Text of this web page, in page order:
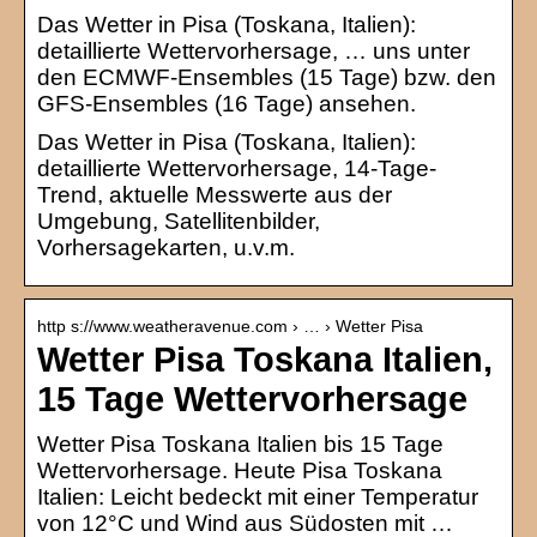
Das Wetter in Pisa (Toskana, Italien):
detaillierte Wettervorhersage, … uns unter
den ECMWF-Ensembles (15 Tage) bzw. den
GFS-Ensembles (16 Tage) ansehen.
Das Wetter in Pisa (Toskana, Italien):
detaillierte Wettervorhersage, 14-Tage-
Trend, aktuelle Messwerte aus der
Umgebung, Satellitenbilder,
Vorhersagekarten, u.v.m.
http s://www.weatheravenue.com › … › Wetter Pisa
Wetter Pisa Toskana Italien,
15 Tage Wettervorhersage
Wetter Pisa Toskana Italien bis 15 Tage
Wettervorhersage. Heute Pisa Toskana
Italien: Leicht bedeckt mit einer Temperatur
von 12°C und Wind aus Südosten mit …